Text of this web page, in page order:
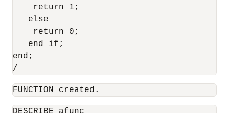
    return 1;
   else
    return 0;
   end if;
end;
/
FUNCTION created.